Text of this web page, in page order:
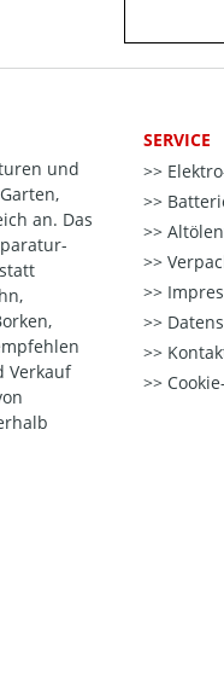
und
an. Das
Verkauf
SERVICE